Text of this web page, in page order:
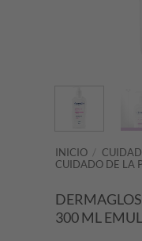
INICIO /
CUIDADO DE LA
300 ML